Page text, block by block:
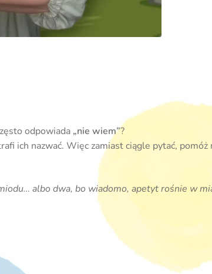
odpowiada „nie wiem”?
ich nazwać. Więc zamiast ciągle pytać, pomóż
albo dwa, bo wiadomo, apetyt rośnie w